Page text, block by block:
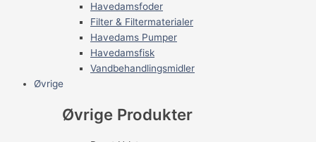
Havedamsfoder
Filter & Filtermaterialer
Havedams Pumper
Havedamsfisk
Vandbehandlingsmidler
Øvrige
Øvrige Produkter